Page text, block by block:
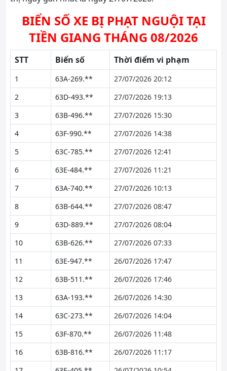
BIỂN SỐ XE BỊ PHẠT NGUỘI TẠI
TIỀN GIANG THÁNG 08/2026
STT Biển số Thời điểm vi phạm
1 63A-269.**
27/07/2026 20:12
2
63D-493.**
27/07/2026 19:13
3
63B-496.**
27/07/2026 15:30
4
63F-990.**
27/07/2026 14:38
5
63C-785.**
27/07/2026 12:41
6
63E-484.**
27/07/2026 11:21
7
63A-740.**
27/07/2026 10:13
8
63B-644.**
27/07/2026 08:47
9
63D-889.**
27/07/2026 08:04
10
63B-626.**
27/07/2026 07:33
11
63E-947.**
26/07/2026 17:47
12
63B-511.**
26/07/2026 17:46
13
63A-193.**
26/07/2026 14:30
14
63C-273.**
26/07/2026 14:04
15
63F-870.**
26/07/2026 11:48
16
63B-816.**
26/07/2026 11:17